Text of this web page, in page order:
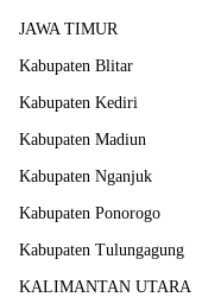
JAWA TIMUR
Kabupaten Blitar
Kabupaten Kediri
Kabupaten Madiun
Kabupaten Nganjuk
Kabupaten Ponorogo
Kabupaten Tulungagung
KALIMANTAN UTARA